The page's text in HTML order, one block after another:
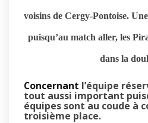
voisins de Cergy-Pontoise.
puisqu’au match aller, les
dans la
Concernant l’équipe
tout aussi important
équipes sont au coude à
troisième place.